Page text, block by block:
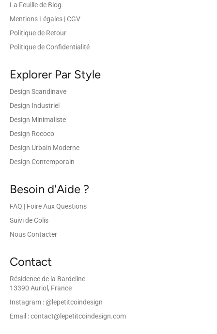
La Feuille de Blog
Mentions Légales | CGV
Politique de Retour
Politique de Confidentialité
Explorer Par Style
Design Scandinave
Design Industriel
Design Minimaliste
Design Rococo
Design Urbain Moderne
Design Contemporain
Besoin d'Aide ?
FAQ | Foire Aux Questions
Suivi de Colis
Nous Contacter
Contact
Résidence de la Bardeline
13390 Auriol, France
Instagram : @lepetitcoindesign
Email : contact@lepetitcoindesign.com